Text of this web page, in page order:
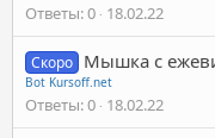
Ответы 0 18.02.22
Скоро Мышка с
Bot Kursoff.net
Ответы 0 18.02.22